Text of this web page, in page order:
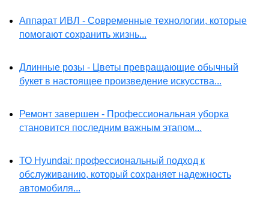
Аппарат ИВЛ - Современные технологии, которые
помогают сохранить жизнь...
Длинные розы - Цветы превращающие обычный
букет в настоящее произведение искусства...
Ремонт завершен - Профессиональная уборка
становится последним важным этапом...
ТО Hyundai: профессиональный подход к
обслуживанию, который сохраняет надежность
автомобиля...